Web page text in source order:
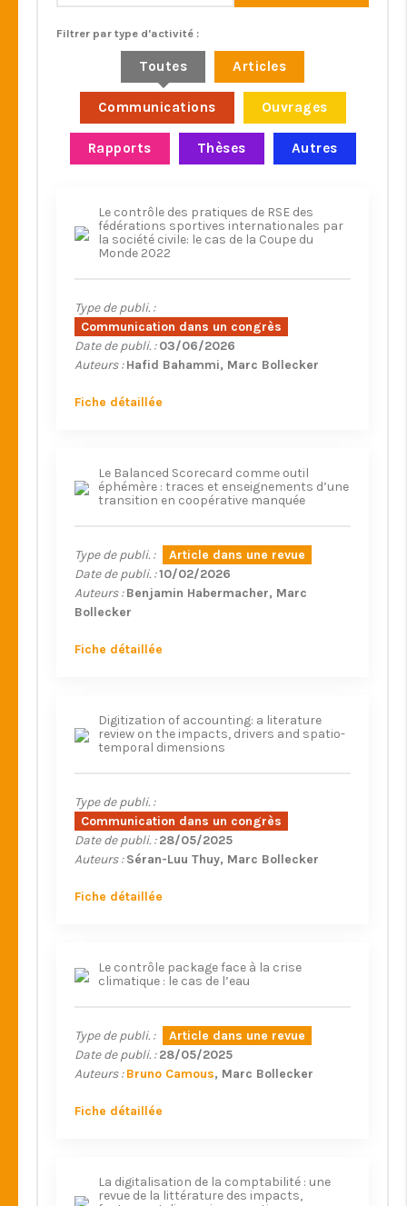
Filtrer par type d'activité :
Toutes Articles
Communications Ouvrages
Rapports Thèses Autres
Le contrôle des pratiques de RSE des
fédérations sportives internationales par
la société civile: le cas de la Coupe du
Monde 2022
Type de publi. :
Communication dans un congrès
Date de publi. : 03/06/2026
Auteurs : Hafid Bahammi Marc Bollecker
Fiche détaillée
Le Balanced Scorecard comme outil
éphémère : traces et enseignements d’une
transition en coopérative manquée
Type de publi. :
Article dans une revue
Date de publi. :10/02/2026
Auteurs : Benjamin Habermacher Marc
Bollecker
Fiche détaillée
Digitization of accounting: a literature
review on the impacts, drivers and spatio-
temporal dimensions
Type de publi. :
Communication dans un congrès
Date de publi. : 28/05/2025
Auteurs : Séran-Luu Thuy Marc Bollecker
Fiche détaillée
Le contrôle package face à la crise
climatique : le cas de l’eau
Type de publi. :
Article dans une revue
Date de publi. : 28/05/2025
Auteurs : Bruno Camous Marc Bollecker
Fiche détaillée
La digitalisation de la comptabilité : une
revue de la littérature des impacts,